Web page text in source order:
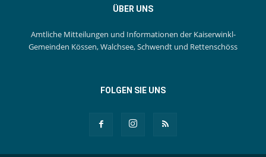
ÜBER UNS
Amtliche Mitteilungen und Informationen der Kaiserwinkl-
Gemeinden Kössen, Walchsee, Schwendt und Rettenschöss
FOLGEN SIE UNS